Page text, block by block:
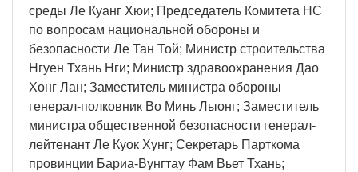
среды Ле Куанг Хюи; Председатель Комитета НС
по вопросам национальной обороны и
безопасности Ле Тан Той; Министр строительства
Нгуен Тхань Нги; Министр здравоохранения Дао
Хонг Лан; Заместитель министра обороны
генерал-полковник Во Минь Лыонг; Заместитель
министра общественной безопасности генерал-
лейтенант Ле Куок Хунг; Секретарь Парткома
провинции Бариа-Вунгтау Фам Вьет Тхань;